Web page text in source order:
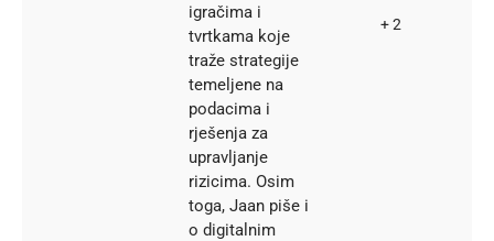
igračima i
tvrtkama koje
traže strategije
temeljene na
podacima i
rješenja za
upravljanje
rizicima. Osim
toga, Jaan piše i
o digitalnim
+ 2